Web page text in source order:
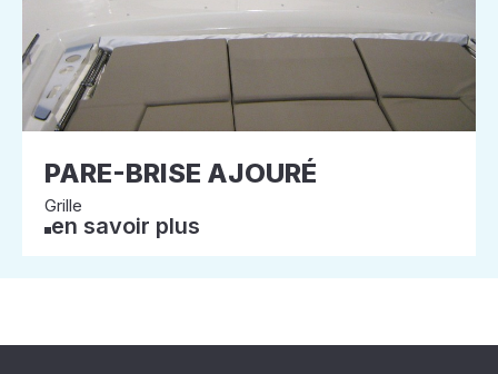
PARE-BRISE AJOURÉ
Grille
en savoir plus